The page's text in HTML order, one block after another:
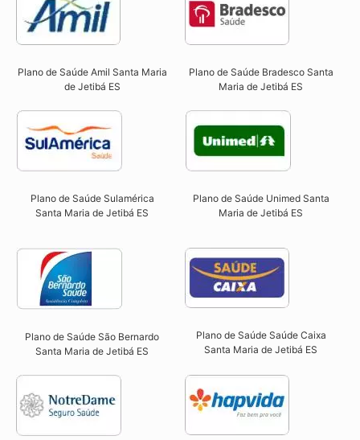
Plano de Saúde Amil Santa Maria
de Jetibá ES
Plano de Saúde Bradesco Santa
Maria de Jetibá ES
Plano de Saúde Sulamérica
Santa Maria de Jetibá ES
Plano de Saúde Unimed Santa
Maria de Jetibá ES
Plano de Saúde São Bernardo
Santa Maria de Jetibá ES​
Plano de Saúde Saúde Caixa
Santa Maria de Jetibá ES​